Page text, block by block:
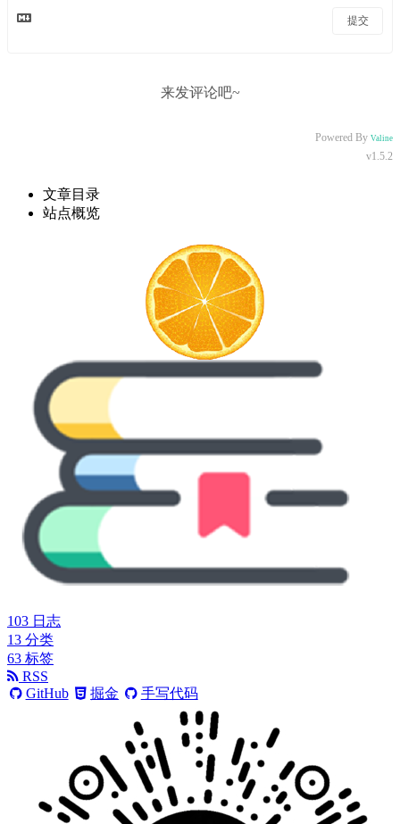
提交
来发评论吧~
Powered By Valine
v1.5.2
文章目录
站点概览
103 日志
13 分类
63 标签
RSS
GitHub
掘金 手写代码